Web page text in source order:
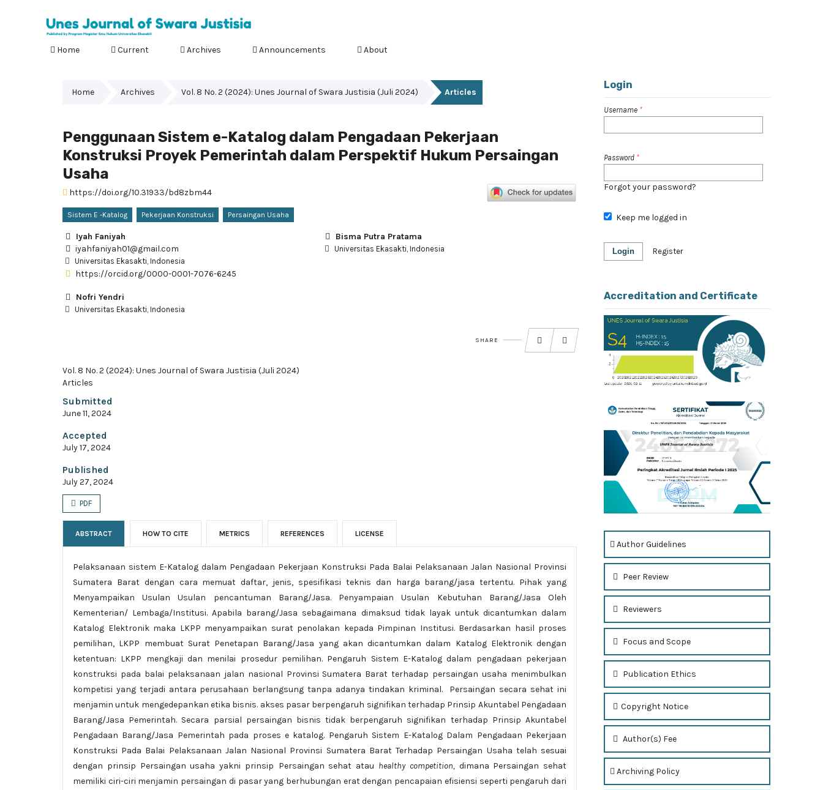
Home Current Archives Announcements About
Home Archives Vol. 8 No. 2 (2024): Unes Journal of Swara Justisia (Juli 2024) Articles
Penggunaan Sistem e-Katalog dalam Pengadaan Pekerjaan
Konstruksi Proyek Pemerintah dalam Perspektif Hukum Persaingan
Usaha
https://doi.org/10.31933/bd8zbm44
Sistem E -Katalog Pekerjaan Konstruksi Persaingan Usaha
Iyah Faniyah
iyahfaniyah01@gmail.com
Universitas Ekasakti, Indonesia
https://orcid.org/0000-0001-7076-6245
Bisma Putra Pratama
Universitas Ekasakti, Indonesia
Nofri Yendri
Universitas Ekasakti, Indonesia
SHARE
Vol. 8 No. 2 (2024): Unes Journal of Swara Justisia (Juli 2024)
Articles
Submitted
June 11, 2024
Accepted
July 17, 2024
Published
July 27, 2024
PDF
ABSTRACT HOW TO CITE METRICS REFERENCES LICENSE
Pelaksanaan sistem E-Katalog dalam Pengadaan Pekerjaan Konstruksi Pada Balai Pelaksanaan Jalan Nasional Provinsi
Sumatera Barat dengan cara memuat daftar, jenis, spesifikasi teknis dan harga barang/jasa tertentu. Pihak yang
Menyampaikan Usulan Usulan pencantuman Barang/Jasa. Penyampaian Usulan Kebutuhan Barang/Jasa Oleh
Kementerian/ Lembaga/Institusi. Apabila barang/Jasa sebagaimana dimaksud tidak layak untuk dicantumkan dalam
Katalog Elektronik maka LKPP menyampaikan surat penolakan kepada Pimpinan Institusi. Berdasarkan hasil proses
pemilihan, LKPP membuat Surat Penetapan Barang/Jasa yang akan dicantumkan dalam Katalog Elektronik dengan
ketentuan: LKPP mengkaji dan menilai prosedur pemilihan. Pengaruh Sistem E-Katalog dalam pengadaan pekerjaan
konstruksi pada balai pelaksanaan jalan nasional Provinsi Sumatera Barat terhadap persaingan usaha menimbulkan
kompetisi yang terjadi antara perusahaan berlangsung tanpa adanya tindakan kriminal. Persaingan secara sehat ini
menjamin untuk mengedepankan etika bisnis. akses pasar berpengaruh signifikan terhadap Prinsip Akuntabel Pengadaan
Barang/Jasa Pemerintah. Secara parsial persaingan bisnis tidak berpengaruh signifikan terhadap Prinsip Akuntabel
Pengadaan Barang/Jasa Pemerintah pada proses e katalog. Pengaruh Sistem E-Katalog Dalam Pengadaan Pekerjaan
Konstruksi Pada Balai Pelaksanaan Jalan Nasional Provinsi Sumatera Barat Terhadap Persaingan Usaha telah sesuai
dengan prinsip Persaingan usaha yakni prinsip Persaingan sehat atau healthy competition, dimana Persaingan sehat
memiliki ciri-ciri menjamin persaingan di pasar yang berhubungan erat dengan pencapaian efisiensi seperti pengaruh dari
Login
Username *
Password *
Forgot your password?
Keep me logged in
Login Register
Accreditation and Certificate
Author Guidelines
Peer Review
Reviewers
Focus and Scope
Publication Ethics
Copyright Notice
Author(s) Fee
Archiving Policy